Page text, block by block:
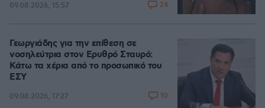
09.08.2026, 15:57 24
Γεωργιάδης για την επίθεση σε
νοσηλεύτρια στον Ερυθρό Σταυρό:
Κάτω τα χέρια από το προσωπικό του
ΕΣΥ
09.08.2026, 17:27 10